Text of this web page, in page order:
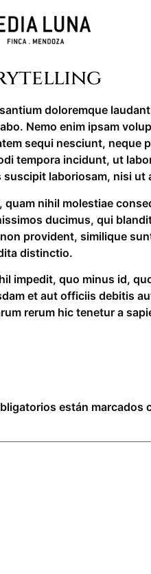
doloremque
Nemo enim ipsam
sequi nesciunt, neque
tempora incidunt, ut
laboriosam, nisi ut
nihil molestiae
ducimus, qui
provident, similique
distinctio.
impedit, quo minus id,
et aut officiis debitis
rerum hic tenetur a
están marcados